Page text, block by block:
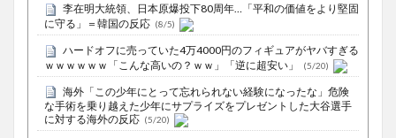
李在明大統領、日本原爆投下80周年…「平和の価値をより堅固
に守る」＝韓国の反応 (8/5)
ハードオフに売っていた4万4000円のフィギュアがヤバすぎる
ｗｗｗｗｗｗ「こんな高いの？ｗｗ」「逆に超安い」
(5/20)
海外「この少年にとって忘れられない経験になったな」危険
な手術を乗り越えた少年にサプライズをプレゼントした大谷選手
に対する海外の反応 (5/20)